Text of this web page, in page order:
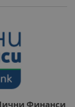
Финанси